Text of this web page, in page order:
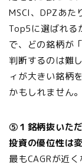
MSCI、DPZあた
Top5に選ばれる
で、どの銘柄が
判断するのは難
ィが大きい銘柄
かもしれません。
⑤１銘柄抜いた
投資の優位性は
最もCAGRが近